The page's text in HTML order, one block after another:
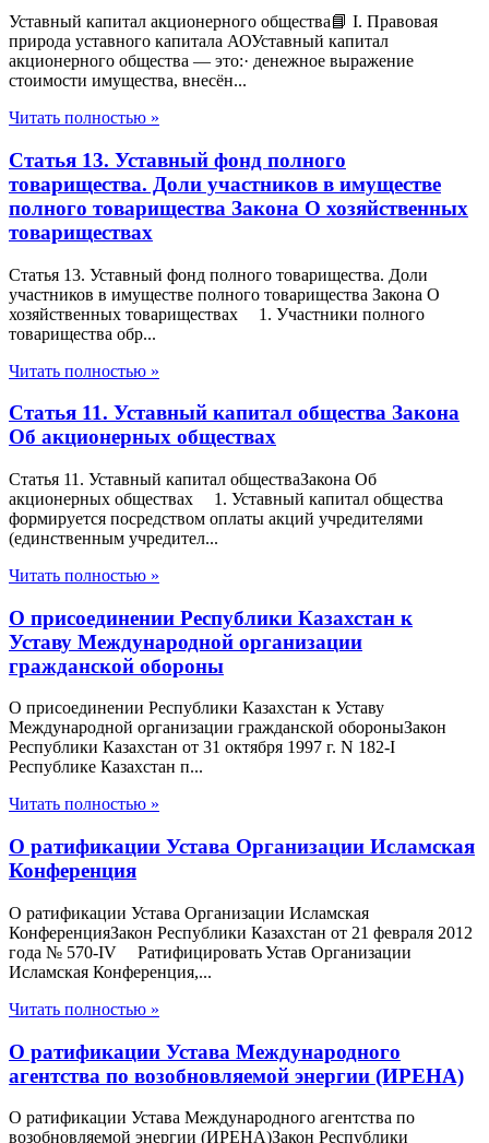
Уставный капитал акционерного общества📘 I. Правовая
природа уставного капитала АОУставный капитал
акционерного общества — это:· денежное выражение
стоимости имущества, внесён...
Читать полностью »
Статья 13. Уставный фонд полного
товарищества. Доли участников в имуществе
полного товарищества Закона О хозяйственных
товариществах
Статья 13. Уставный фонд полного товарищества. Доли
участников в имуществе полного товарищества Закона О
хозяйственных товариществах 1. Участники полного
товарищества обр...
Читать полностью »
Статья 11. Уставный капитал общества Закона
Об акционерных обществах
Статья 11. Уставный капитал обществаЗакона Об
акционерных обществах 1. Уставный капитал общества
формируется посредством оплаты акций учредителями
(единственным учредител...
Читать полностью »
О присоединении Республики Казахстан к
Уставу Международной организации
гражданской обороны
О присоединении Республики Казахстан к Уставу
Международной организации гражданской обороныЗакон
Республики Казахстан от 31 октября 1997 г. N 182-I
Республике Казахстан п...
Читать полностью »
О ратификации Устава Организации Исламская
Конференция
О ратификации Устава Организации Исламская
КонференцияЗакон Республики Казахстан от 21 февраля 2012
года № 570-IV Ратифицировать Устав Организации
Исламская Конференция,...
Читать полностью »
О ратификации Устава Международного
агентства по возобновляемой энергии (ИРЕНА)
О ратификации Устава Международного агентства по
возобновляемой энергии (ИРЕНА)Закон Республики